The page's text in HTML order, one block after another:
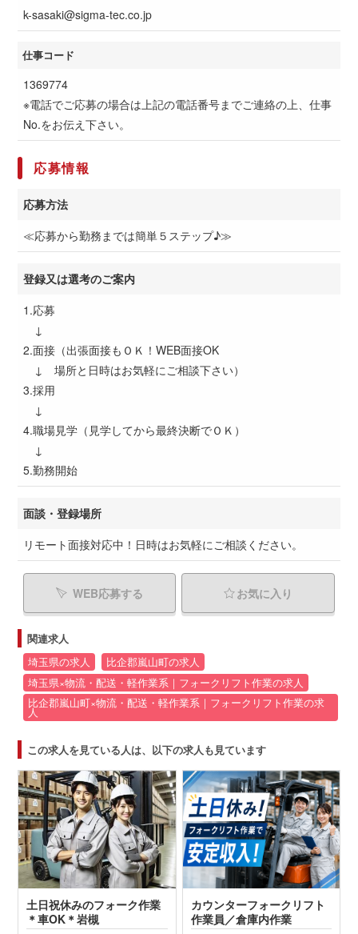
k-sasaki@sigma-tec.co.jp
仕事コード
1369774
※電話でご応募の場合は上記の電話番号までご連絡の上、仕事
No.をお伝え下さい。
応募情報
応募方法
≪応募から勤務までは簡単５ステップ♪≫
登録又は選考のご案内
1.応募
↓
2.面接（出張面接もＯＫ！WEB面接OK
↓ 場所と日時はお気軽にご相談下さい）
3.採用
↓
4.職場見学（見学してから最終決断でＯＫ）
↓
5.勤務開始
面談・登録場所
リモート面接対応中！日時はお気軽にご相談ください。
WEB応募する お気に入り
関連求人
埼玉県の求人
比企郡嵐山町の求人
埼玉県×物流・配送・軽作業系｜フォークリフト作業の求人
比企郡嵐山町×物流・配送・軽作業系｜フォークリフト作業の求
人
この求人を見ている人は、以下の求人も見ています
土日祝休みのフォーク作業
＊車OK＊岩槻
カウンターフォークリフト
作業員／倉庫内作業